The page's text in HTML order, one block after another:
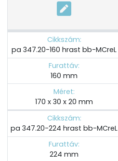
Cikkszám:
pa 347.20-160 hrast bb-MCreL
Furattáv:
160 mm
Méret:
170 x 30 x 20 mm
Cikkszám:
pa 347.20-224 hrast bb-MCreL
Furattáv:
224 mm